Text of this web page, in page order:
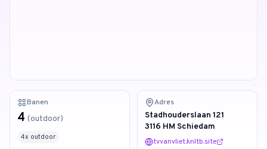
van 128 reviews
Banen
4 (outdoor)
4x outdoor
Adres
Stadhouderslaan 121
3116 HM Schiedam
tvvanvliet.knltb.site